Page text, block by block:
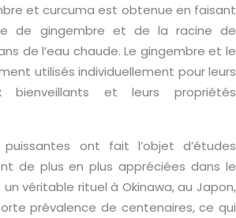
et curcuma est obtenue en faisant
de gingembre et de la racine de
de l’eau chaude. Le gingembre et le
utilisés individuellement pour leurs
bienveillants et leurs propriétés
ont fait l’objet d’études
de plus en plus appréciées dans le
véritable rituel à Okinawa, au Japon,
prévalence de centenaires, ce qui